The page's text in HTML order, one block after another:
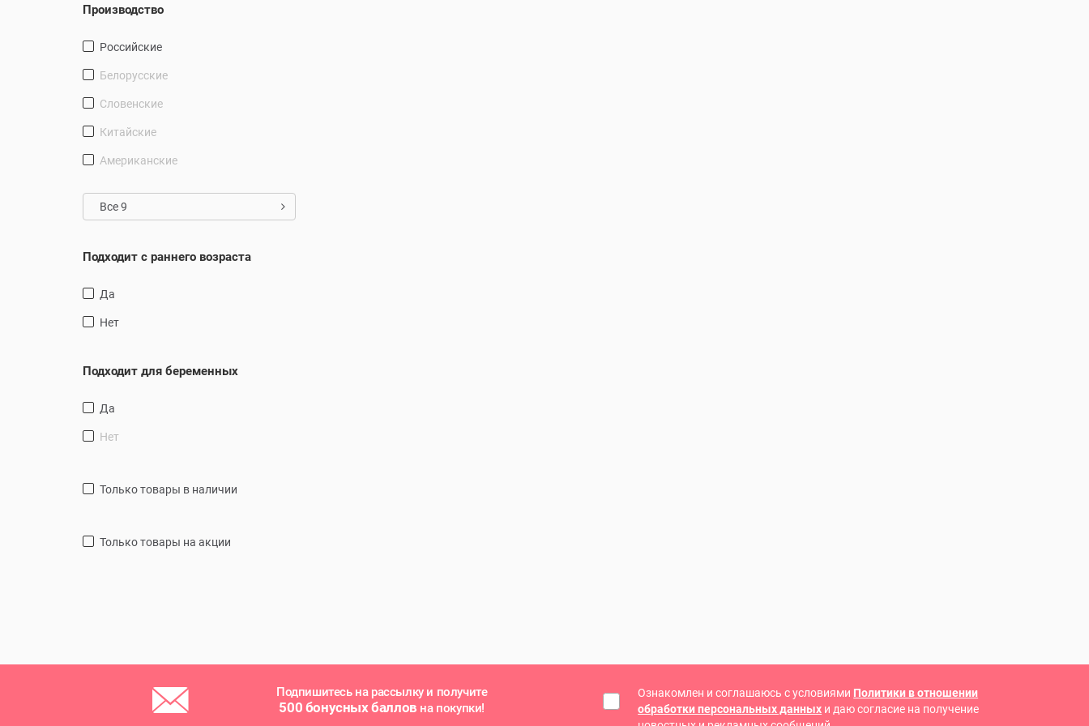
Производство
Российские
Белорусские
Словенские
Китайские
Американские
Все 9
Подходит с раннего возраста
Да
Нет
Подходит для беременных
Да
Нет
только товары в наличии
только товары на акции
Подпишитесь на рассылку и получите
500 бонусных баллов на покупки!
Ознакомлен и соглашаюсь с условиями Политики в отношении
обработки персональных данных и даю согласие на получение